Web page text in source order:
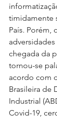
timidamente
País. Porém,
chegada da
tornou-se
acordo com
Brasileira de
Industrial
Covid-19,